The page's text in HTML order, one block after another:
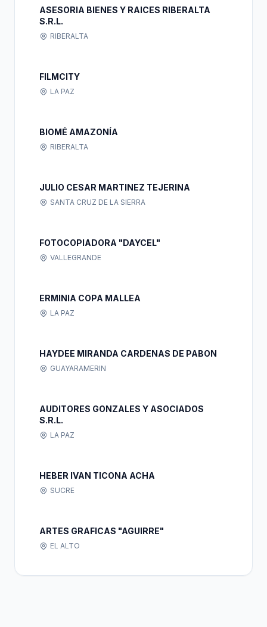
ASESORIA BIENES Y RAICES RIBERALTA
S.R.L.
RIBERALTA
FILMCITY
LA PAZ
BIOMÉ AMAZONÍA
RIBERALTA
JULIO CESAR MARTINEZ TEJERINA
SANTA CRUZ DE LA SIERRA
FOTOCOPIADORA "DAYCEL"
VALLEGRANDE
ERMINIA COPA MALLEA
LA PAZ
HAYDEE MIRANDA CARDENAS DE PABON
GUAYARAMERIN
AUDITORES GONZALES Y ASOCIADOS
S.R.L.
LA PAZ
HEBER IVAN TICONA ACHA
SUCRE
ARTES GRAFICAS "AGUIRRE"
EL ALTO